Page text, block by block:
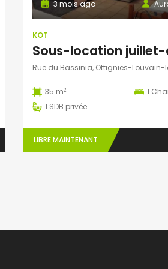
3 mois ago
KOT
Rue du Bassinia, Ottignies-Louvain-
35 m2 1
1 SDB privée
LIBRE MAINTENANT